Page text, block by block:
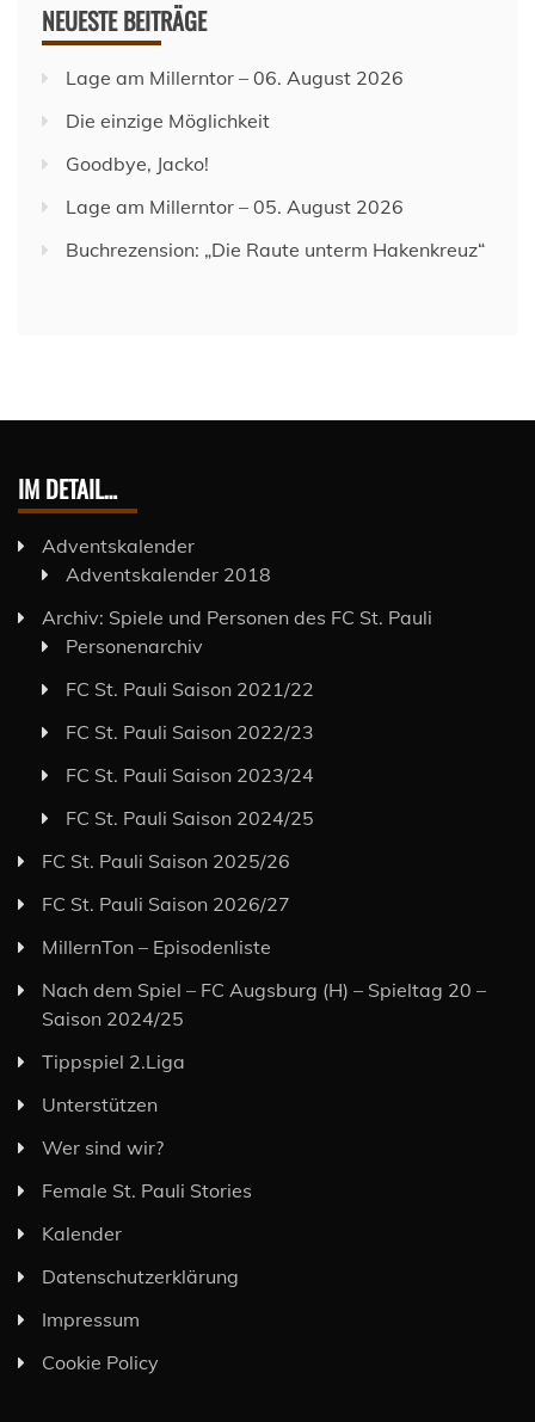
NEUESTE BEITRÄGE
Lage am Millerntor – 06. August 2026
Die einzige Möglichkeit
Goodbye, Jacko!
Lage am Millerntor – 05. August 2026
Buchrezension: „Die Raute unterm Hakenkreuz“
IM DETAIL…
Adventskalender
Adventskalender 2018
Archiv: Spiele und Personen des FC St. Pauli
Personenarchiv
FC St. Pauli Saison 2021/22
FC St. Pauli Saison 2022/23
FC St. Pauli Saison 2023/24
FC St. Pauli Saison 2024/25
FC St. Pauli Saison 2025/26
FC St. Pauli Saison 2026/27
MillernTon – Episodenliste
Nach dem Spiel – FC Augsburg (H) – Spieltag 20 –
Saison 2024/25
Tippspiel 2.Liga
Unterstützen
Wer sind wir?
Female St. Pauli Stories
Kalender
Datenschutzerklärung
Impressum
Cookie Policy